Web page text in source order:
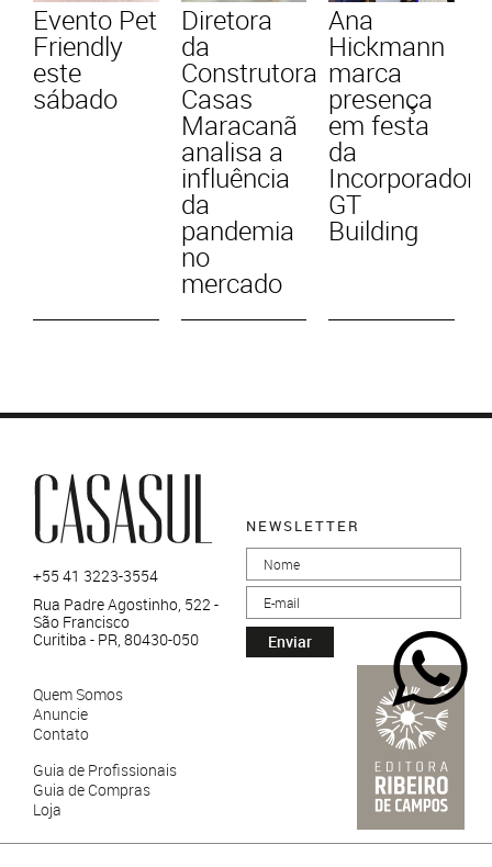
Evento Pet
Friendly
este
sábado
Diretora
da
Construtora
Casas
Maracanã
analisa a
influência
da
pandemia
no
mercado
Ana
Hickmann
marca
presença
em festa
da
Incorporadora
GT
Building
+55 41 3223-3554
Rua Padre Agostinho, 522 -
São Francisco
Curitiba - PR, 80430-050
Quem Somos
Anuncie
Contato
Guia de Profissionais
Guia de Compras
Loja
NEWSLETTER
Enviar